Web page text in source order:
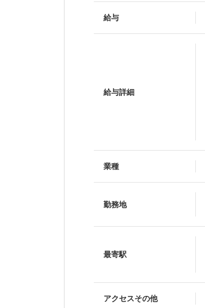
給与
給与詳細
業種
勤務地
最寄駅
アクセスその他